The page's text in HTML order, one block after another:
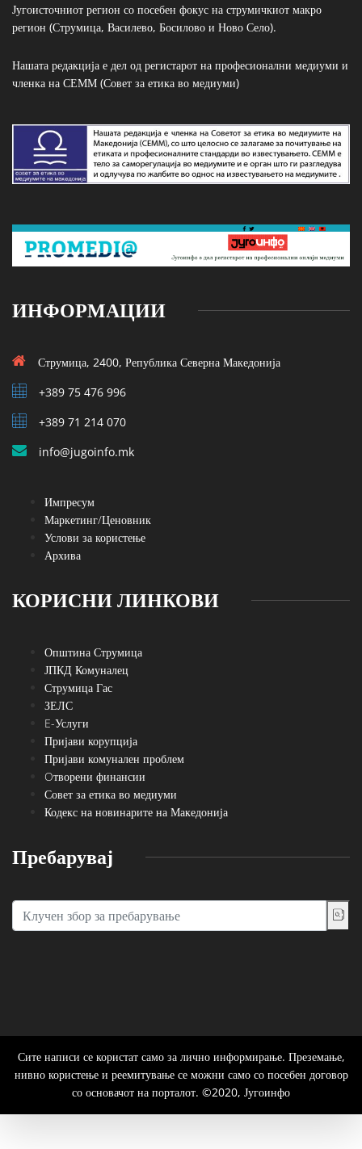
Југоисточниот регион со посебен фокус на струмичкиот макро
регион (Струмица, Василево, Босилово и Ново Село).
Нашата редакција е дел од регистарот на професионални медиуми и
членка на СЕММ (Совет за етика во медиуми)
ИНФОРМАЦИИ
Струмица, 2400, Република Северна Македонија
+389 75 476 996
+389 71 214 070
info@jugoinfo.mk
Импресум
Маркетинг/Ценовник
Услови за користење
Архива
КОРИСНИ ЛИНКОВИ
Општина Струмица
ЈПКД Комуналец
Струмица Гас
ЗЕЛС
E-Услуги
Пријави корупција
Пријави комунален проблем
Oтворени финансии
Совет за етика во медиуми
Кодекс на новинарите на Македонија
Пребарувај
Сите написи се користат само за лично информирање. Преземање,
нивно користење и реемитување се можни само со посебен договор
со основачот на порталот. ©2020, Југоинфо